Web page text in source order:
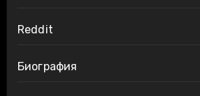
Reddit
Биография